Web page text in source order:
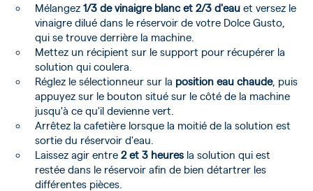
Mélangez 1/3 de vinaigre blanc et 2/3 d'eau et versez le
vinaigre dilué dans le réservoir de votre Dolce Gusto,
qui se trouve derrière la machine.
Mettez un récipient sur le support pour récupérer la
solution qui coulera.
Réglez le sélectionneur sur la position eau chaude, puis
appuyez sur le bouton situé sur le côté de la machine
jusqu'à ce qu'il devienne vert.
Arrêtez la cafetière lorsque la moitié de la solution est
sortie du réservoir d'eau.
Laissez agir entre 2 et 3 heures la solution qui est
restée dans le réservoir afin de bien détartrer les
différentes pièces.